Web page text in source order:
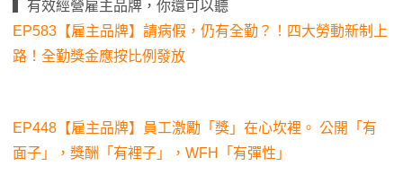
▍有效經營雇主品牌，你還可以聽
EP583【雇主品牌】請病假，仍有全勤？！四大勞動新制上
路！全勤獎金應按比例發放
EP448【雇主品牌】員工激勵「獎」在心坎裡。 公開「有
面子」，獎酬「有裡子」，WFH「有彈性」